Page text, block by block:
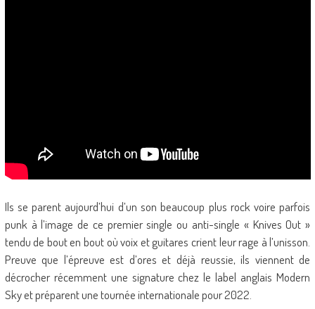
Ils se parent aujourd’hui d’un son beaucoup plus rock voire parfois
punk à l’image de ce premier single ou anti-single « Knives Out »
tendu de bout en bout où voix et guitares crient leur rage à l’unisson.
Preuve que l’épreuve est d’ores et déjà reussie, ils viennent de
décrocher récemment une signature chez le label anglais Modern
Sky et préparent une tournée internationale pour 2022.